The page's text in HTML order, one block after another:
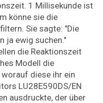
1 Millisekunde ist
könne sie die
Sie sagte: "Die
ja ewig suchen."
die Reaktionszeit
Modell die
diese ihr ein
LU28E590DS/EN
ausdruckte, der über